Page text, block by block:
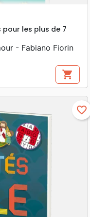
pour les plus de 7
- Fabiano Fiorin
shopping_cart
favorite_border